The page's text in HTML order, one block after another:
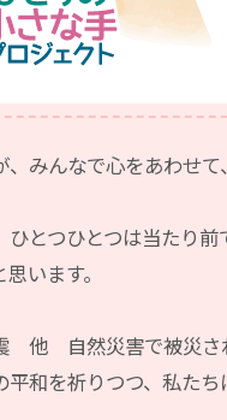
みんなで心をあわせ
とつひとつは当たり前
います。
他 自然災害で被災さ
和を祈りつつ、私た